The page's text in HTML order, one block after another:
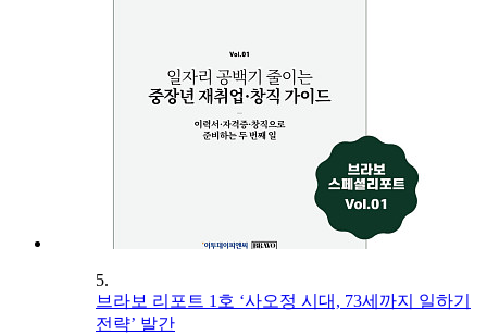
5.
브라보 리포트 1호 ‘사오정 시대, 73세까지 일하기
전략’ 발간